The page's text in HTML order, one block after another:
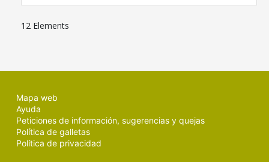
12 Elements
Mapa web
Ayuda
Peticiones de información, sugerencias y quejas
Política de galletas
Política de privacidad